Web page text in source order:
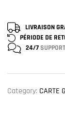
LIVRAISON
PÉRIODE DE
24/7SUPPORT
Category: CARTE